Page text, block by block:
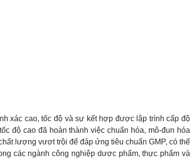
xác cao, tốc độ và sự kết hợp được lập trình cấp độ
độ cao đã hoàn thành việc chuẩn hóa, mô-đun hóa
lượng vượt trội để đáp ứng tiêu chuẩn GMP, có thể
các ngành công nghiệp dược phẩm, thực phẩm và